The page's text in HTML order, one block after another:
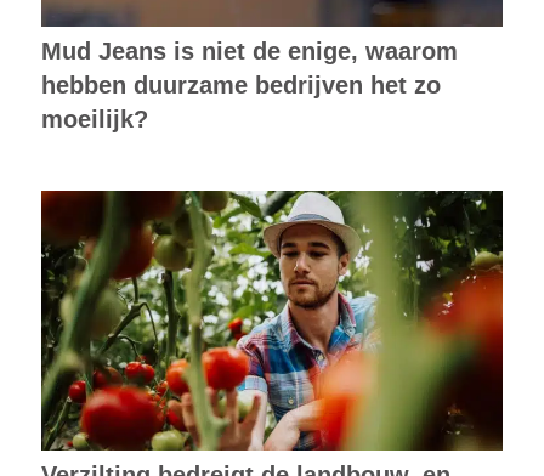
Mud Jeans is niet de enige, waarom
hebben duurzame bedrijven het zo
moeilijk?